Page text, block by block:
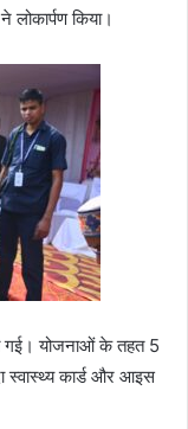
लोकार्पण किया।
गई। योजनाओं के तहत 5
स्वास्थ्य कार्ड और आइस